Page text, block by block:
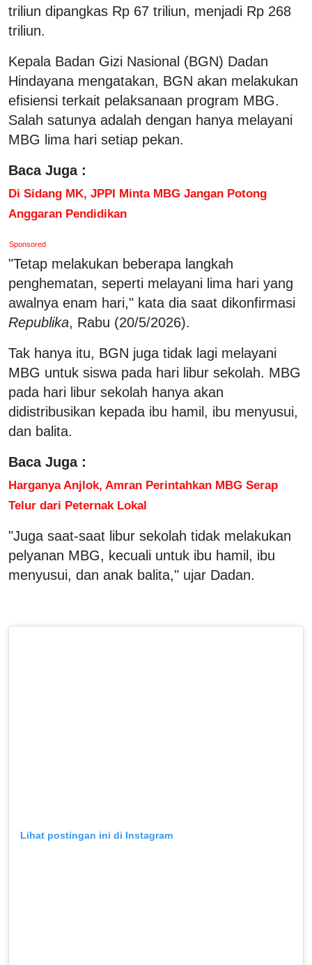
triliun dipangkas Rp 67 triliun, menjadi Rp 268
triliun.
Kepala Badan Gizi Nasional (BGN) Dadan
Hindayana mengatakan, BGN akan melakukan
efisiensi terkait pelaksanaan program MBG.
Salah satunya adalah dengan hanya melayani
MBG lima hari setiap pekan.
Baca Juga :
Di Sidang MK, JPPI Minta MBG Jangan Potong
Anggaran Pendidikan
Sponsored
"Tetap melakukan beberapa langkah
penghematan, seperti melayani lima hari yang
awalnya enam hari," kata dia saat dikonfirmasi
Republika, Rabu (20/5/2026).
Tak hanya itu, BGN juga tidak lagi melayani
MBG untuk siswa pada hari libur sekolah. MBG
pada hari libur sekolah hanya akan
didistribusikan kepada ibu hamil, ibu menyusui,
dan balita.
Baca Juga :
Harganya Anjlok, Amran Perintahkan MBG Serap
Telur dari Peternak Lokal
"Juga saat-saat libur sekolah tidak melakukan
pelyanan MBG, kecuali untuk ibu hamil, ibu
menyusui, dan anak balita," ujar Dadan.
Lihat postingan ini di Instagram